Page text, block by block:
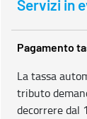
Servizi in
Pagamento
La tassa
tributo
decorrere dal